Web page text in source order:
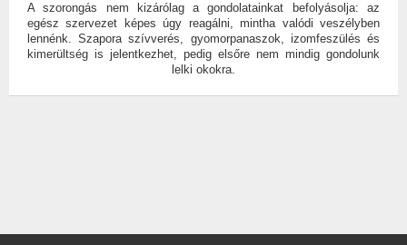
A szorongás nem kizárólag a gondolatainkat befolyásolja: az
egész szervezet képes úgy reagálni, mintha valódi veszélyben
lennénk. Szapora szívverés, gyomorpanaszok, izomfeszülés és
kimerültség is jelentkezhet, pedig elsőre nem mindig gondolunk
lelki okokra.